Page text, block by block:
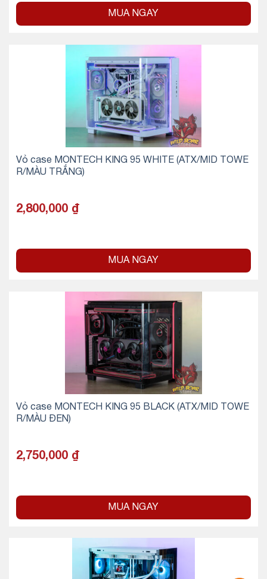
MUA NGAY
Vỏ case MONTECH KING 95 WHITE (ATX/MID TOWE
R/MÀU TRẮNG)
2,800,000 ₫
MUA NGAY
Vỏ case MONTECH KING 95 BLACK (ATX/MID TOWE
R/MÀU ĐEN)
2,750,000 ₫
MUA NGAY